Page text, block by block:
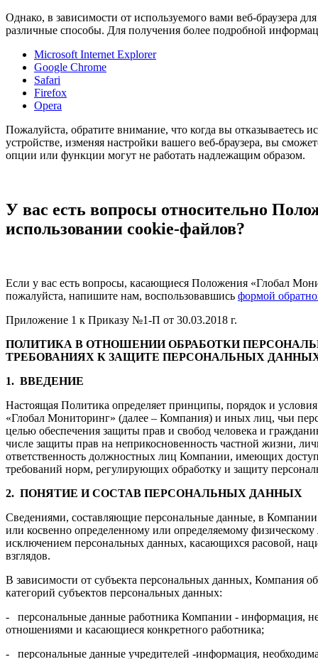
Однако, в зависимости от используемого вами веб-браузера
различные способы. Для получения более подробной
Microsoft Internet Explorer
Google Chrome
Safari
Firefox
Opera
Пожалуйста, обратите внимание, что когда вы отказываетесь
устройстве, изменяя настройки вашего веб-браузера, вы
опции или функции могут не работать надлежащим образом.
У вас есть вопросы относительно
использовании cookie-файлов?
Если у вас есть вопросы, касающиеся Положения «Глобал
пожалуйста, напишите нам, воспользовавшись формой
Приложение 1 к Приказу №1-П от 30.03.2018 г.
ПОЛИТИКА В ОТНОШЕНИИ ОБРАБОТКИ
ТРЕБОВАНИЯХ К ЗАЩИТЕ ПЕРСОНАЛЬНЫХ
1. ВВЕДЕНИЕ
Настоящая Политика определяет принципы, порядок и
«Глобал Мониторинг» (далее – Компания) и иных лиц, чьи
целью обеспечения защиты прав и свобод человека и
числе защиты прав на неприкосновенность частной жизни,
ответственность должностных лиц Компании, имеющих
требований норм, регулирующих обработку и защиту
2. ПОНЯТИЕ И СОСТАВ ПЕРСОНАЛЬНЫХ ДАННЫХ
Сведениями, составляющие персональные данные, в
или косвенно определенному или определяемому
исключением персональных данных, касающихся расовой,
взглядов.
В зависимости от субъекта персональных данных, Компания
категорий субъектов персональных данных:
- персональные данные работника Компании - информация,
отношениями и касающиеся конкретного работника;
- персональные данные учредителей -информация,